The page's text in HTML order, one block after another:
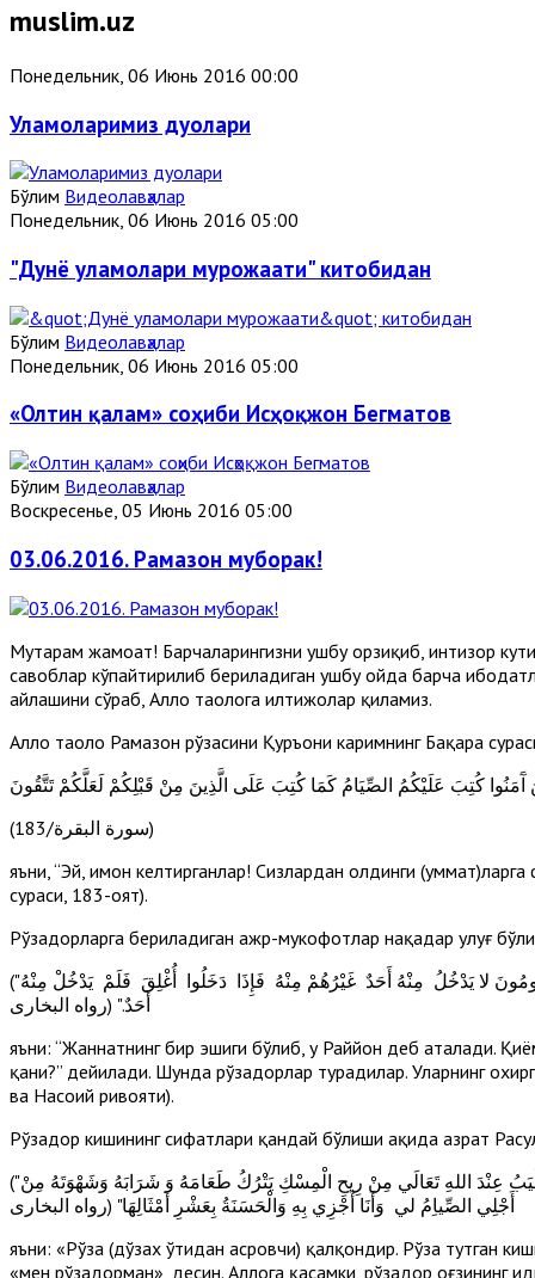
muslim.uz
Понедельник, 06 Июнь 2016 00:00
Уламоларимиз дуолари
Бўлим Видеолавҳалар
Понедельник, 06 Июнь 2016 05:00
"Дунё уламолари мурожаати" китобидан
Бўлим Видеолавҳалар
Понедельник, 06 Июнь 2016 05:00
«Олтин қалам» соҳиби Исҳоқжон Бегматов
Бўлим Видеолавҳалар
Воскресенье, 05 Июнь 2016 05:00
03.06.2016. Рамазон муборак!
Муҳтарам жамоат! Барчаларингизни ушбу орзиқиб, интизор
савоблар кўпайтирилиб бериладиган ушбу ойда барча
айлашини сўраб, Аллоҳ таолога илтижолар қиламиз.
Аллоҳ таоло Рамазон рўзасини Қуръони каримнинг Бақара
(سورة البقرة/183)
яъни, “Эй, имон келтирганлар! Сизлардан олдинги
сураси, 183-оят).
Рўзадорларга бериладиган ажр-мукофотлар нақадар улуғ
("إِنَّ فِي الْجَنَّةِ بَابًا يُقَالُ لَهُ الرَّيَّانُ يَدْخُلُ مِنْهُ الصَّائِمُونَ يَوْمَ الْقِيَامَةِ لا يَدْخُلُ مِنْهُ أَحَدٌ غَيْرُهُمْ يُقَالُ أَيْنَ الصَّائِمُونَ فَيَقُومُونَ لا يَدْخُلُ مِنْهُ أَحَدٌ غَيْرُهُمْ مِنْهُ فَإِذَا دَخَلُوا أُغْلِقَ فَلَمْ يَدْخُلْ مِنْهُ
أَحَدٌ." (رواه البخارى
яъни: “Жаннатнинг бир эшиги бўлиб, у Раййон деб аталади.
қани?” дейилади. Шунда рўзадорлар турадилар. Уларнинг
ва Насоий ривояти).
Рўзадор кишининг сифатлари қандай бўлиши ҳақида ҳазрат
("الصِّيَامُ جُنَّةٌ فَلا يَرْفُثْ وَلا يَجْهَلْ وَإِنِ امْرُؤٌ قاتَلَهُ أوْ شَاتَمَهُ فَلْيَقُلْ إِنِّي صَائِمٌ مَرَّتَيْنِ وَالَّذِي نَفْسِي بِيَدِهِ لَخُلُوفُ فَمِ الصَّائِمِ أَطْيَبُ عِنْدَ اللهِ تَعَالَي مِنْ رِيحِ الْمِسْكِ يَتْرُكُ طَعَامَهُ وَ شَرَابَهُ وَشَهْوَتَهُ مِنْ
أَجْلِي الصِّياِمُ لي وَأَنَا أَجْزِي بِهِ وَالْحَسَنَةُ بِعَشْرِ أَمْثَالِهَا" (رواه البخارى
яъни: «Рўза (дўзах ўтидан асровчи) қалқондир. Рўза тутган
«мен рўзадорман», десин. Аллоҳга қасамки, рўзадор оғзининг